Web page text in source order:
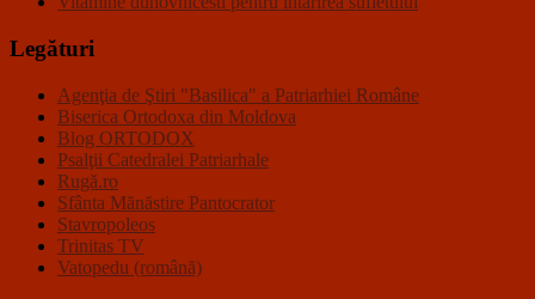
Legături
Agenţia de Ştiri "Basilica" a Patriarhiei Române
Biserica Ortodoxa din Moldova
Blog ORTODOX
Psalţii Catedralei Patriarhale
Rugă.ro
Sfânta Mănăstire Pantocrator
Stavropoleos
Trinitas TV
Vatopedu (română)